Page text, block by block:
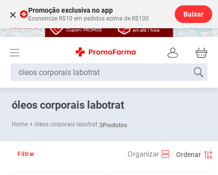
× Promoção exclusiva no app
Economize R$10 em pedidos acima de R$100
Baixar
O que você está buscando?
óleos corporais labotrat
óleos corporais labotrat 3Produtos
Filtrar